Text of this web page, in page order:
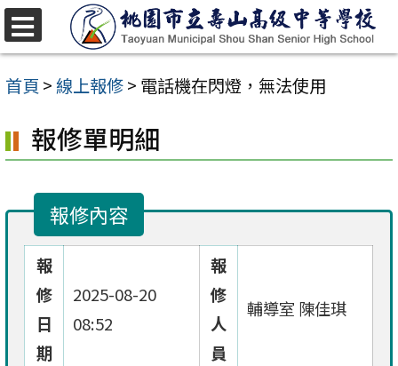
跳
至
主
內
容
首頁 >線上報修> 電話機在閃燈，無法使用
報修單明細
報修內容
報
修
日
期
2025-08-20
08:52
報
修
人
員
輔導室 陳佳琪
選
單